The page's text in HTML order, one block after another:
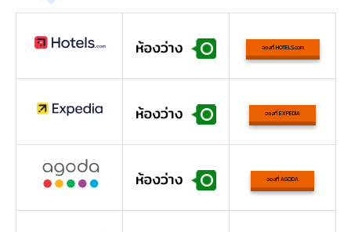
จองที่ HOTELS.com
จองที่ EXPEDIA
จองที่ AGODA